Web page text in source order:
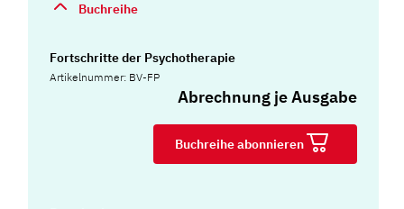
Buchreihe
Fortschritte der Psychotherapie
Artikelnummer: BV-FP
Abrechnung je Ausgabe
Buchreihe abonnieren